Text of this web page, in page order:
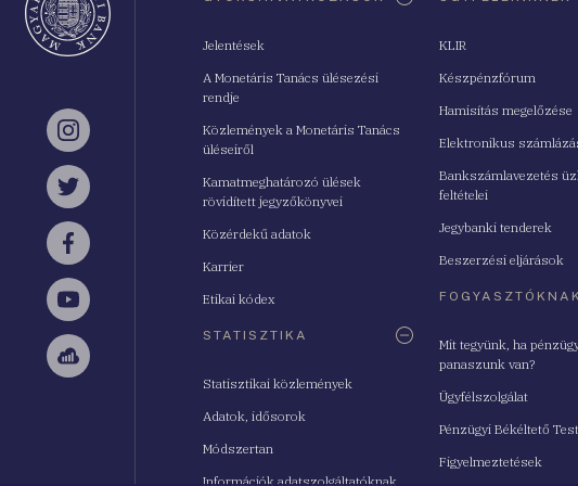
Instagram
Twitter
Facebook
YouTube
Sellsy
Jelentések
A Monetáris Tanács ülésezési
rendje
Közlemények a Monetáris Tanács
üléseiről
Kamatmeghatározó ülések
rövidített jegyzőkönyvei
Közérdekű adatok
Karrier
Etikai kódex
STATISZTIKA
Statisztikai közlemények
Adatok, idősorok
Módszertan
Információk adatszolgáltatóknak
KLIR
Készpénzfórum
Hamisítás megelőzése
Elektronikus
Bankszámlavezetés
feltételei
Jegybanki tenderek
Beszerzési eljárások
FOGYASZTÓKNAK
Mit tegyünk, ha
panaszunk van?
Ügyfélszolgálat
Pénzügyi Békéltető
Figyelmeztetések